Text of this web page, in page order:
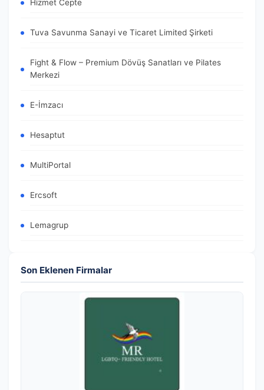
Hizmet Cepte
Tuva Savunma Sanayi ve Ticaret Limited Şirketi
Fight & Flow – Premium Dövüş Sanatları ve Pilates
Merkezi
E-İmzacı
Hesaptut
MultiPortal
Ercsoft
Lemagrup
Son Eklenen Firmalar